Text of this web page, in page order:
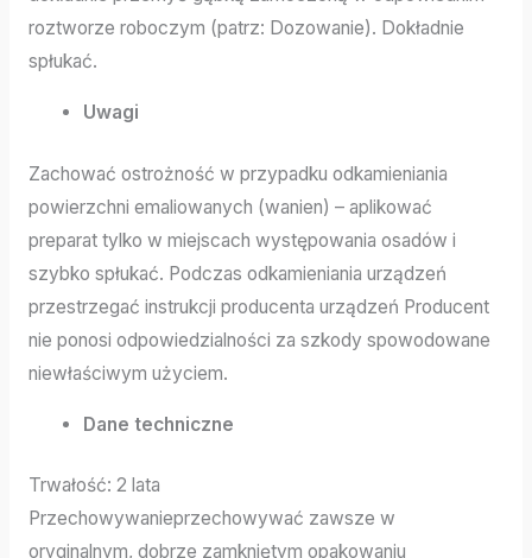
roztworze roboczym (patrz: Dozowanie). Dokładnie
spłukać.
Uwagi
Zachować ostrożność w przypadku odkamieniania
powierzchni emaliowanych (wanien) – aplikować
preparat tylko w miejscach występowania osadów i
szybko spłukać. Podczas odkamieniania urządzeń
przestrzegać instrukcji producenta urządzeń Producent
nie ponosi odpowiedzialności za szkody spowodowane
niewłaściwym użyciem.
Dane techniczne
Trwałość: 2 lata
Przechowywanieprzechowywać zawsze w
oryginalnym, dobrze zamkniętym opakowaniu